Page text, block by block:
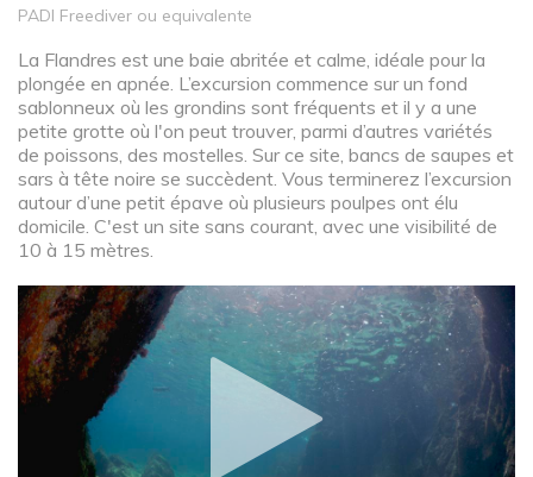
PADI Freediver ou equivalente
La Flandres est une baie abritée et calme, idéale pour la
plongée en apnée. L’excursion commence sur un fond
sablonneux où les grondins sont fréquents et il y a une
petite grotte où l'on peut trouver, parmi d’autres variétés
de poissons, des mostelles. Sur ce site, bancs de saupes et
sars à tête noire se succèdent. Vous terminerez l’excursion
autour d’une petit épave où plusieurs poulpes ont élu
domicile. C'est un site sans courant, avec une visibilité de
10 à 15 mètres.